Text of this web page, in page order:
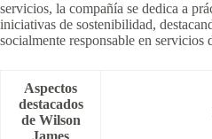
servicios, la compañía se dedica a
iniciativas de sostenibilidad,
socialmente responsable en servicios
Aspectos
destacados
de Wilson
James